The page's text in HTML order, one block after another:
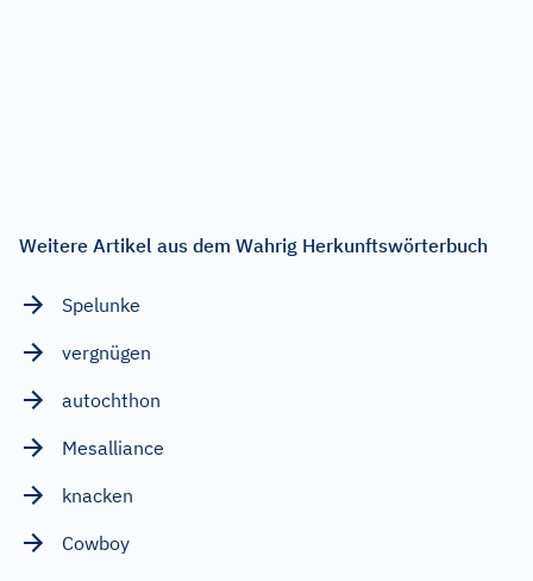
Weitere Artikel aus dem Wahrig Herkunftswörterbuch
Spelunke
vergnügen
autochthon
Mesalliance
knacken
Cowboy